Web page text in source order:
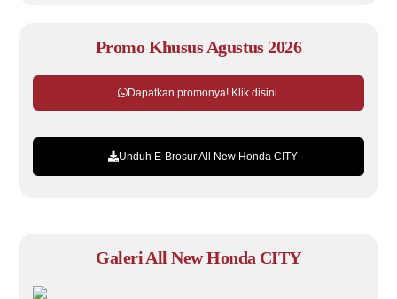
Promo Khusus Agustus 2026
Dapatkan promonya! Klik disini.
Unduh E-Brosur All New Honda CITY
Galeri All New Honda CITY